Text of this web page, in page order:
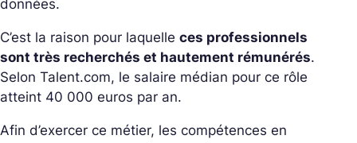
données.
C’est la raison pour laquelle ces professionnels
sont très recherchés et hautement rémunérés.
Selon Talent.com, le salaire médian pour ce rôle
atteint 40 000 euros par an.
Afin d’exercer ce métier, les compétences en